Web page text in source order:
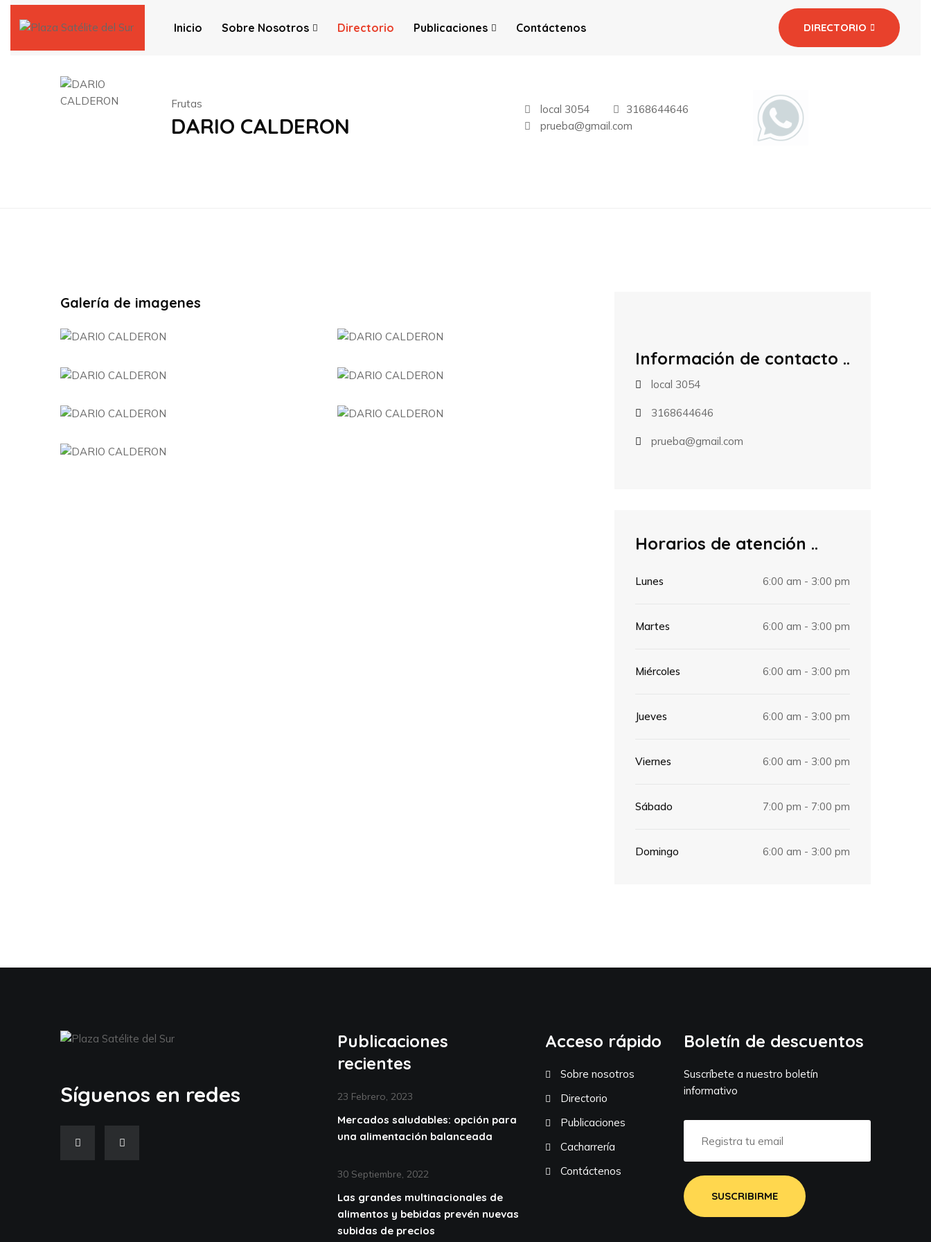
Inicio Sobre Nosotros Directorio Publicaciones Contáctenos DIRECTORIO
Frutas
DARIO CALDERON
local 3054
3168644646
prueba@gmail.com
Galería de imagenes
Información de contacto
local 3054
3168644646
prueba@gmail.com
Horarios de atención
Lunes 6:00 am - 3:00 pm
Martes 6:00 am - 3:00 pm
Miércoles 6:00 am - 3:00 pm
Jueves 6:00 am - 3:00 pm
Viernes 6:00 am - 3:00 pm
Sábado 7:00 pm - 7:00 pm
Domingo 6:00 am - 3:00 pm
Síguenos en redes
Publicaciones
recientes
23 Febrero, 2023
Mercados saludables: opción para
una alimentación balanceada
30 Septiembre, 2022
Las grandes multinacionales de
alimentos y bebidas prevén nuevas
subidas de precios
Acceso rápido
Sobre nosotros
Directorio
Publicaciones
Cacharrería
Contáctenos
Boletín de descuentos
Suscríbete a nuestro boletín
informativo
SUSCRIBIRME